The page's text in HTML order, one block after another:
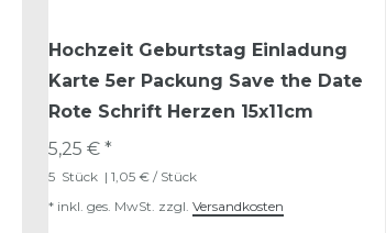
Hochzeit Geburtstag Einladung
Karte 5er Packung Save the Date
Rote Schrift Herzen 15x11cm
5,25 € *
5 Stück | 1,05 € / Stück
* inkl. ges. MwSt. zzgl. Versandkosten